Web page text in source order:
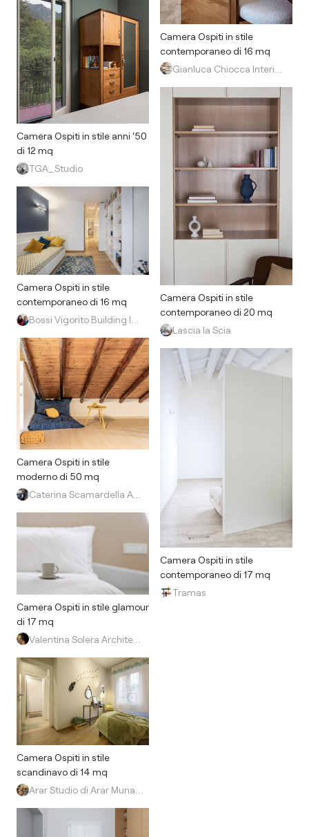
Camera Ospiti in stile anni '50
di 12 mq
TGA_Studio
Camera Ospiti in stile
contemporaneo di 16 mq
Camera Ospiti in stile
moderno di 50 mq
Camera Ospiti in stile glamour
di 17 mq
Camera Ospiti in stile
scandinavo di 14 mq
Arar Studio di Arar Muna Isabella
Camera Ospiti in stile
contemporaneo di 16 mq
Camera Ospiti in stile
contemporaneo di 20 mq
Lascia la Scia
Camera Ospiti in stile
contemporaneo di 17 mq
Tramas